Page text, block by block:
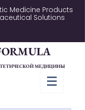
Medicine Products
Solutions
МЕДИЦИНЫ